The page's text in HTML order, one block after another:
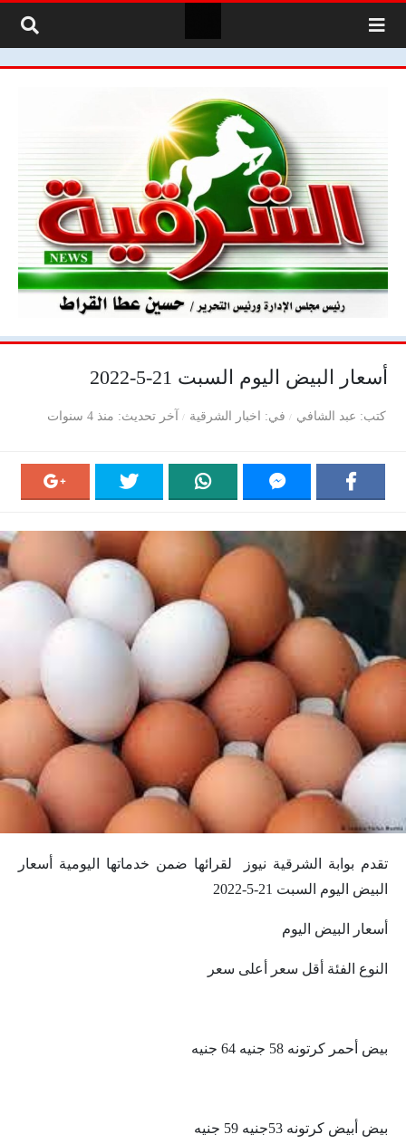
أسعار البيض اليوم السبت 21-5-2022
كتب عبد الشافي في اخبار الشرقية آخر تحديث منذ 4 سنوات
تقدم بوابة الشرقية نيوز لقرائها ضمن خدماتها اليومية أسعار
البيض اليوم السبت 21-5-2022
أسعار البيض اليوم
النوع الفئة أقل سعر أعلى سعر
بيض أحمر كرتونه 58 جنيه 64 جنيه
بيض أبيض كرتونه 53جنيه 59 جنيه